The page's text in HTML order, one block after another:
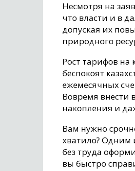
Несмотря на
что власти и в
допуская их
природного
Рост тарифов на
беспокоят
ежемесячных
Вовремя внести
накопления и
Вам нужно
хватило? Одним
без труда
вы быстро